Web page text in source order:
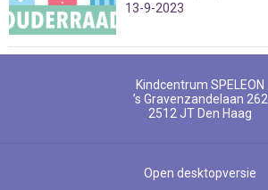
13-9-2023
Kindcentrum SPELEON
’s Gravenzandelaan 262
2512 JT Den Haag
Open desktopversie